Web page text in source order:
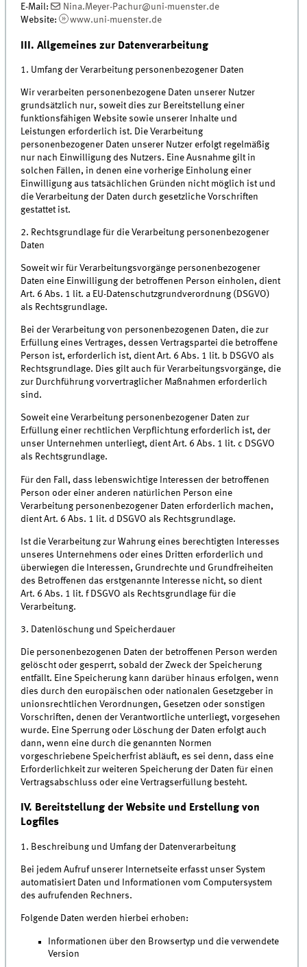
E-Mail:
Nina.Meyer-Pachur@uni-muenster.de
Website:
www.uni-muenster.de
III. Allgemeines zur Datenverarbeitung
1. Umfang der Verarbeitung personenbezogener Daten
Wir verarbeiten personenbezogene Daten unserer Nutzer
grundsätzlich nur, soweit dies zur Bereitstellung einer
funktionsfähigen Website sowie unserer Inhalte und
Leistungen erforderlich ist. Die Verarbeitung
personenbezogener Daten unserer Nutzer erfolgt regelmäßig
nur nach Einwilligung des Nutzers. Eine Ausnahme gilt in
solchen Fällen, in denen eine vorherige Einholung einer
Einwilligung aus tatsächlichen Gründen nicht möglich ist und
die Verarbeitung der Daten durch gesetzliche Vorschriften
gestattet ist.
2. Rechtsgrundlage für die Verarbeitung personenbezogener
Daten
Soweit wir für Verarbeitungsvorgänge personenbezogener
Daten eine Einwilligung der betroffenen Person einholen, dient
Art. 6 Abs. 1 lit. a EU-Datenschutzgrundverordnung (DSGVO)
als Rechtsgrundlage.
Bei der Verarbeitung von personenbezogenen Daten, die zur
Erfüllung eines Vertrages, dessen Vertragspartei die betroffene
Person ist, erforderlich ist, dient Art. 6 Abs. 1 lit. b DSGVO als
Rechtsgrundlage. Dies gilt auch für Verarbeitungsvorgänge, die
zur Durchführung vorvertraglicher Maßnahmen erforderlich
sind.
Soweit eine Verarbeitung personenbezogener Daten zur
Erfüllung einer rechtlichen Verpflichtung erforderlich ist, der
unser Unternehmen unterliegt, dient Art. 6 Abs. 1 lit. c DSGVO
als Rechtsgrundlage.
Für den Fall, dass lebenswichtige Interessen der betroffenen
Person oder einer anderen natürlichen Person eine
Verarbeitung personenbezogener Daten erforderlich machen,
dient Art. 6 Abs. 1 lit. d DSGVO als Rechtsgrundlage.
Ist die Verarbeitung zur Wahrung eines berechtigten Interesses
unseres Unternehmens oder eines Dritten erforderlich und
überwiegen die Interessen, Grundrechte und Grundfreiheiten
des Betroffenen das erstgenannte Interesse nicht, so dient
Art. 6 Abs. 1 lit. f DSGVO als Rechtsgrundlage für die
Verarbeitung.
3. Datenlöschung und Speicherdauer
Die personenbezogenen Daten der betroffenen Person werden
gelöscht oder gesperrt, sobald der Zweck der Speicherung
entfällt. Eine Speicherung kann darüber hinaus erfolgen, wenn
dies durch den europäischen oder nationalen Gesetzgeber in
unionsrechtlichen Verordnungen, Gesetzen oder sonstigen
Vorschriften, denen der Verantwortliche unterliegt, vorgesehen
wurde. Eine Sperrung oder Löschung der Daten erfolgt auch
dann, wenn eine durch die genannten Normen
vorgeschriebene Speicherfrist abläuft, es sei denn, dass eine
Erforderlichkeit zur weiteren Speicherung der Daten für einen
Vertragsabschluss oder eine Vertragserfüllung besteht.
IV. Bereitstellung der Website und Erstellung von
Logfiles
1. Beschreibung und Umfang der Datenverarbeitung
Bei jedem Aufruf unserer Internetseite erfasst unser System
automatisiert Daten und Informationen vom Computersystem
des aufrufenden Rechners.
Folgende Daten werden hierbei erhoben:
Informationen über den Browsertyp und die verwendete
Version